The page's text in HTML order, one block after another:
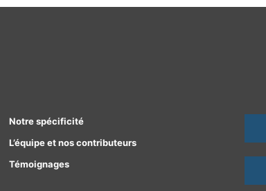
Notre spécificité
L’équipe et nos contributeurs
Témoignages